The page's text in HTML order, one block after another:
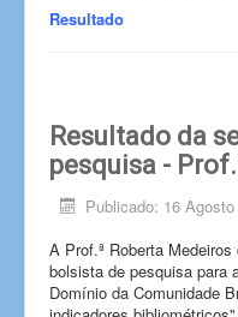
Resultado
Resultado da
pesquisa -
Publicado: 16
A Prof.ª Roberta
bolsista de pesquisa para
Domínio da Comunidade